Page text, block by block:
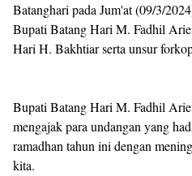
Batanghari pada Jum'at (09/3/
Bupati Batang Hari M. Fadhil
Hari H. Bakhtiar serta unsur
Bupati Batang Hari M. Fadhil
mengajak para undangan yang
ramadhan tahun ini dengan
kita.